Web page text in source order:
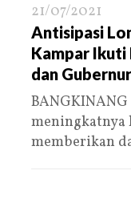
21/07/2021
Antisipasi
Kampar Ikuti
dan
meningkatnya
memberikan